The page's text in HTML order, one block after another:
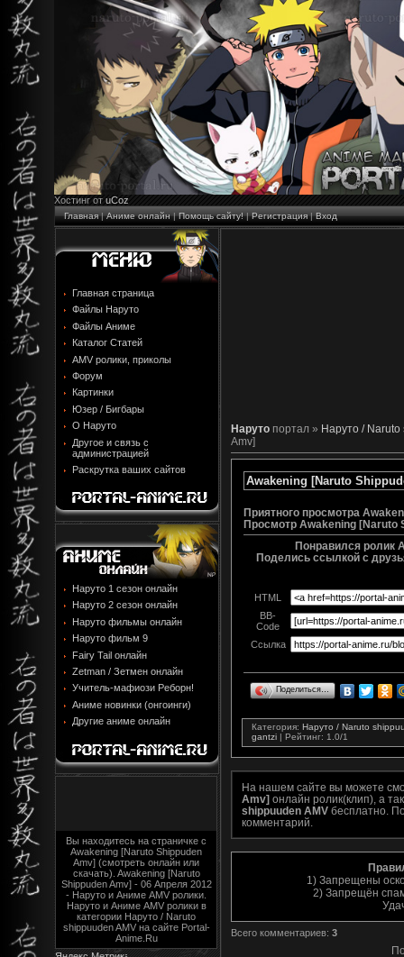
Хостинг от uCoz
Главная|Аниме онлайн|Помощь сайту!|Регистрация|Вход
Главная страница
Файлы Наруто
Файлы Аниме
Каталог Статей
AMV ролики, приколы
Форум
Картинки
Юзер / Бигбары
О Наруто
Другое и связь с
администрацией
Раскрутка ваших сайтов
Наруто 1 сезон онлайн
Наруто 2 сезон онлайн
Наруто фильмы онлайн
Наруто фильм 9
Fairy Tail онлайн
Zetman / Зетмен онлайн
Учитель-мафиози Реборн!
Аниме новинки (онгоинги)
Другие аниме онлайн
Вы находитесь на страничке с
Awakening [Naruto Shippuden
Amv] (смотреть онлайн или
скачать). Awakening [Naruto
Shippuden Amv] - 06 Апреля 2012
- Наруто и Аниме AMV ролики.
Наруто и Аниме AMV ролики в
категории Наруто / Naruto
shippuuden AMV на сайте Portal-
Anime.Ru
Наруто портал » Наруто /
Amv]
Awakening [Naruto
Приятного просмотра
Просмотр Awakening [Naruto
Понравился ролик
Поделись ссылкой с
HTML
BB-
Code
Ссылка
Поделиться…
Категория: Наруто / Naruto
gantzi | Рейтинг: 1.0/1
На нашем сайте вы можете
Amv] онлайн ролик(клип), а
shippuuden AMV бесплатно.
комментарий.
1) Запрещены
2) Запрещён
Всего комментариев: 3